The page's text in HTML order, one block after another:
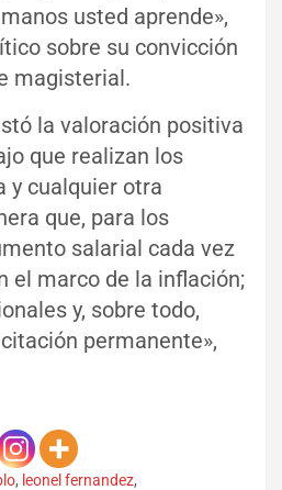
usted aprende»,
sobre su convicción
magisterial.
la valoración positiva
que realizan los
y cualquier otra
que, para los
salarial cada vez
el marco de la inflación;
y, sobre todo,
permanente»,
, leonel fernandez,